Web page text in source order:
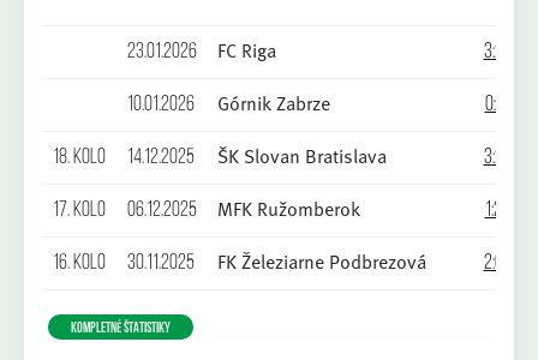
23.01.2026 FC Riga 3:2
10.01.2026 Górnik Zabrze 0:1
18. kolo 14.12.2025 ŠK Slovan Bratislava 3:2
17. kolo 06.12.2025 MFK Ružomberok 1:2
16. kolo 30.11.2025 FK Železiarne Podbrezová 2:0
KOMPLETNÉ ŠTATISTIKY